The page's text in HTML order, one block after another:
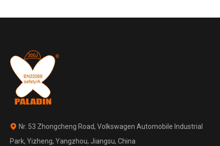
 Nr. 53 Zhongcheng Road, Volkswagen Automobile Industrial
Park, Yizheng, Yangzhou, Jiangsu, China